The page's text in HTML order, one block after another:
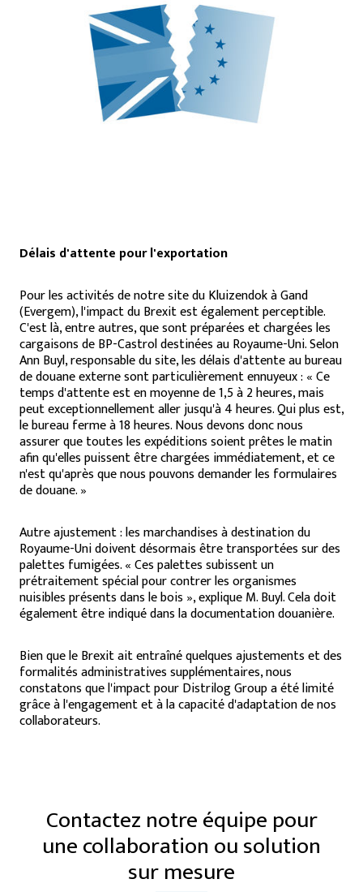
Délais d'attente pour l'exportation
Pour les activités de notre site du Kluizendok à Gand
(Evergem), l'impact du Brexit est également perceptible.
C'est là, entre autres, que sont préparées et chargées les
cargaisons de BP-Castrol destinées au Royaume-Uni. Selon
Ann Buyl, responsable du site, les délais d'attente au bureau
de douane externe sont particulièrement ennuyeux : « Ce
temps d'attente est en moyenne de 1,5 à 2 heures, mais
peut exceptionnellement aller jusqu'à 4 heures. Qui plus est,
le bureau ferme à 18 heures. Nous devons donc nous
assurer que toutes les expéditions soient prêtes le matin
afin qu'elles puissent être chargées immédiatement, et ce
n'est qu'après que nous pouvons demander les formulaires
de douane. »
Autre ajustement : les marchandises à destination du
Royaume-Uni doivent désormais être transportées sur des
palettes fumigées. « Ces palettes subissent un
prétraitement spécial pour contrer les organismes
nuisibles présents dans le bois », explique M. Buyl. Cela doit
également être indiqué dans la documentation douanière.
Bien que le Brexit ait entraîné quelques ajustements et des
formalités administratives supplémentaires, nous
constatons que l'impact pour Distrilog Group a été limité
grâce à l'engagement et à la capacité d'adaptation de nos
collaborateurs.
Contactez notre équipe pour
une collaboration ou solution
sur mesure